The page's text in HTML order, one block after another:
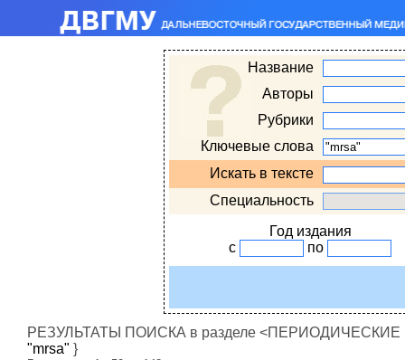
Название
Авторы
Рубрики
Ключевые слова
Искать в тексте
Специальность
Год издания
с
по
РЕЗУЛЬТАТЫ ПОИСКА в разделе <ПЕРИОДИЧЕСКИЕ
"mrsa" }